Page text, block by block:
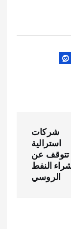
شركات
استرالية
تتوقف عن
النفط
الروسي